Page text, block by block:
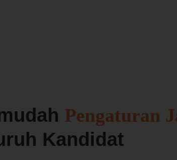
Pengaturan
Kandidat